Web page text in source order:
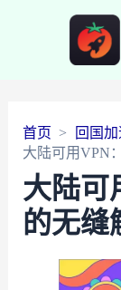
首页
回国
大陆可用VPN
大陆可
的无缝